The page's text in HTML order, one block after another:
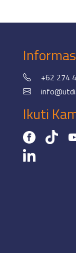
+62 274
Ikuti